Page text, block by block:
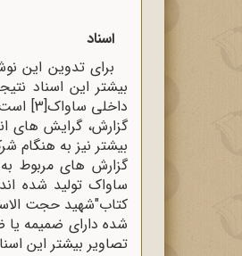
اسناد
برای تدوین این
بیشتر این اسناد
داخلی ساواک[3]
گزارش، گرایش های
بیشتر نیز به هنگام
گزارش های مربوط
ساواک تولید شده
کتاب"شهید حجت
شده دارای ضمیمه یا
تصاویر بیشتر این